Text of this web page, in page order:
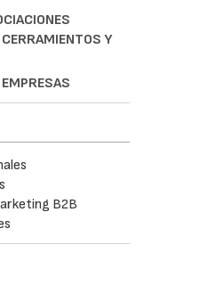
Y
B2B